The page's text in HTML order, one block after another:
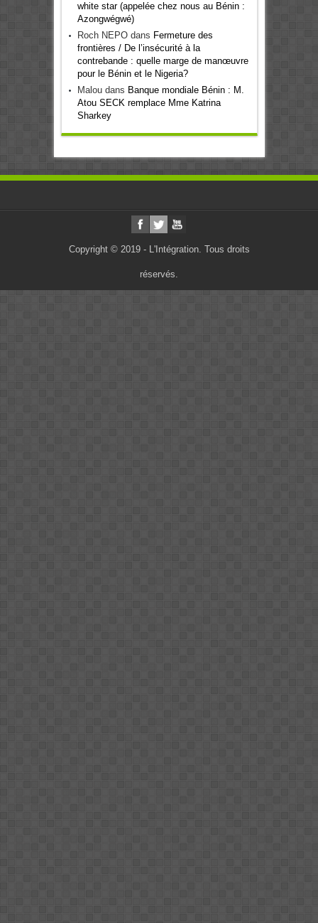
white star (appelée chez nous au Bénin :
Azongwégwé)
Roch NEPOdans Fermeture des
frontières / De l’insécurité à la
contrebande : quelle marge de manœuvre
pour le Bénin et le Nigeria?
Maloudans Banque mondiale Bénin : M.
Atou SECK remplace Mme Katrina
Sharkey
Copyright © 2019 - L'Intégration. Tous droits
réservés.